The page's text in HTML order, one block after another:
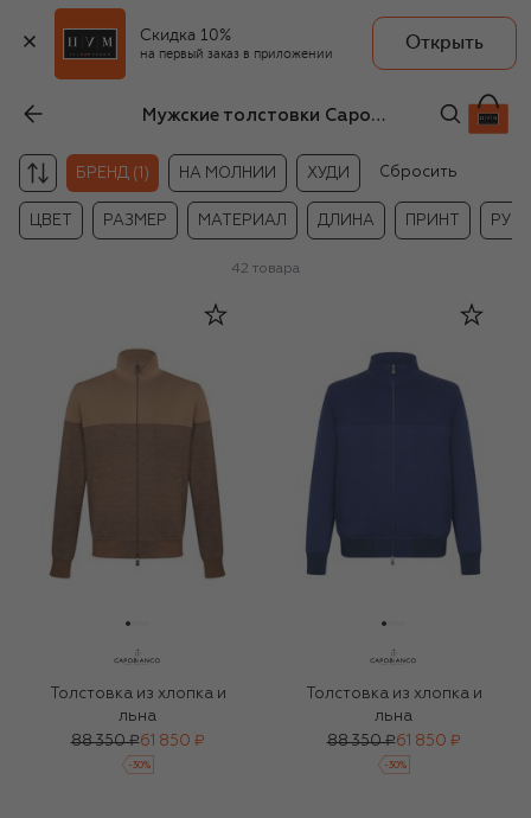
Скидка 10%
на первый заказ в приложении
Открыть
Мужские толстовки Capobianco
БРЕНД (1) НА МОЛНИИ ХУДИ Сбросить
ЦВЕТ РАЗМЕР МАТЕРИАЛ ДЛИНА ПРИНТ
42 товара
Толстовка из хлопка и
льна
88 350 ₽61 850 ₽
-30%
Толстовка из хлопка и
льна
88 350 ₽61 850 ₽
-30%